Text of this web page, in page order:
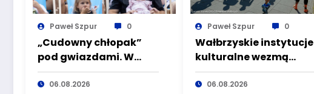
Paweł Szpur 0
„Cudowny chłopak”
pod gwiazdami. W
sobotę kolejne kino
plenerowe w Aqua
06.08.2026
Paweł Szpur 0
Wałbrzyskie instytucje
kulturalne wezmą
udział w Toyota EKO
Półmaraton Wałbrzych
06.08.2026